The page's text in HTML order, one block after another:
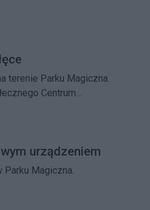
Centrum
urządzeniem
Magiczna.